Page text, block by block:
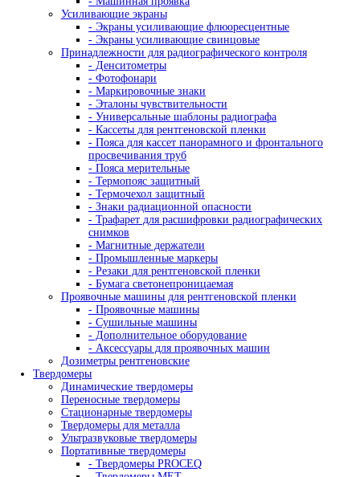
- Прямые микроскопы Nexcope
- Прямые микроскопы Nikon
Лабораторные микроскопы
Стереомикроскопы
- Лабораторные стереомикроскопы
- Стереомикроскопы Nexcope
- Стереомикроскопы Nikon
Сканирующие электронные микроскопы
Инвертированные микроскопы
- Инвертированные микроскопы Nexcope
- Инвертированные микроскопы Nikon
Инспекционные микроскопы
- Промышленные микроскопы
Микроскопы для металлографии
Поляризационные микроскопы
- Поляризационные микроскопы для
- Поляризационные микроскопы Nexcope
Флуоресцентные микроскопы
Для контроля минералов
Фазово-контрастные микроскопы
Для работы в проходящем и отраженном свете
Темнопольные микроскопы
ДИК микроскопы
LED-микроскопы
Китайские микроскопы
Медицинские микроскопы
Микроскопы Nexcope
Микроскопы Nikon
Приборы для ультразвукового контроля
Ультразвуковые дефектоскопы
- Дефектоскопы на фазированных решетках